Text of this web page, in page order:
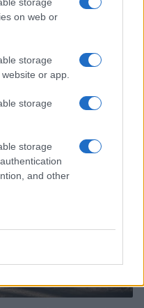
on web or
storage
or app.
storage
storage
and other